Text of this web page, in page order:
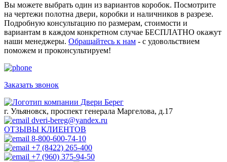
Вы можете выбрать один из вариантов коробок. Посмотрите
на чертежи полотна двери, коробки и наличников в разрезе.
Подробную консультацию по размерам, стоимости и
вариантам в каждом конкретном случае БЕСПЛАТНО окажут
наши менеджеры. Обращайтесь к нам - с удовольствием
поможем и проконсультируем!
Заказать звонок
г. Ульяновск, проспект генерала Маргелова, д.17
dveri-bereg@yandex.ru
ОТЗЫВЫ КЛИЕНТОВ
8-800-600-74-10
+7 (8422) 265-400
+7 (960) 375-94-50